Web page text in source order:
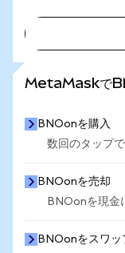
MetaMaskで
BNOonを購入
数回のタップ
BNOonを売却
BNOonを現金
BNOonをスワッ